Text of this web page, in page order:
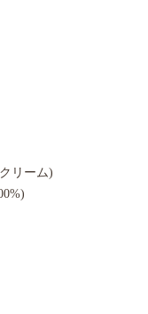
リーム)